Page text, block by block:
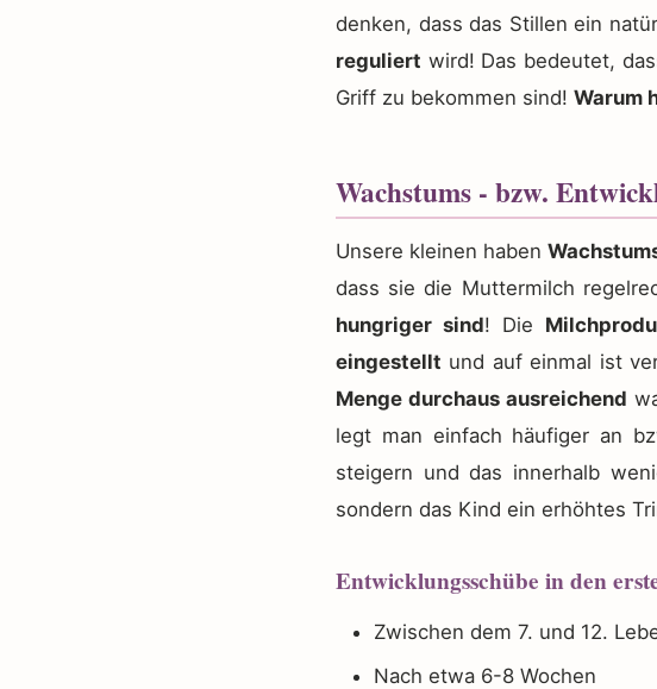
denken, dass das Stillen ein
reguliert wird! Das bedeutet,
Griff zu bekommen sind! Warum
Wachstums - bzw.
Unsere kleinen haben
dass sie die Muttermilch
hungriger sind! Die
eingestellt und auf einmal ist
Menge durchaus ausreichend
legt man einfach häufiger an
steigern und das innerhalb
sondern das Kind ein erhöhtes
Entwicklungsschübe in den
Zwischen dem 7. und 12.
Nach etwa 6-8 Wochen